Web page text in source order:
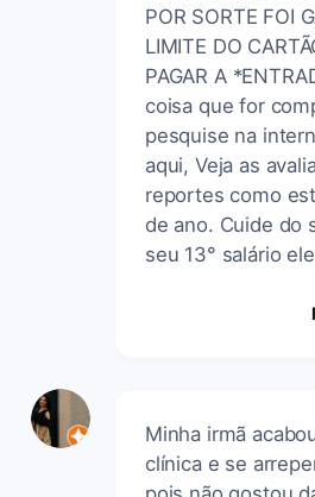
POR SORTE FOI
LIMITE DO
PAGAR A
coisa que for
pesquise na
aqui, Veja as
reportes como
de ano. Cuide do
seu 13° salário
Minha irmã
clínica e se